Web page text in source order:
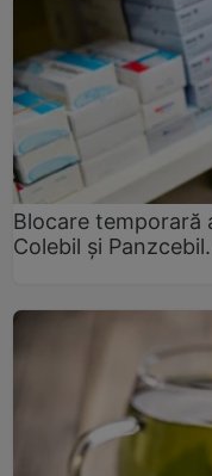
Blocare temporară
Colebil și